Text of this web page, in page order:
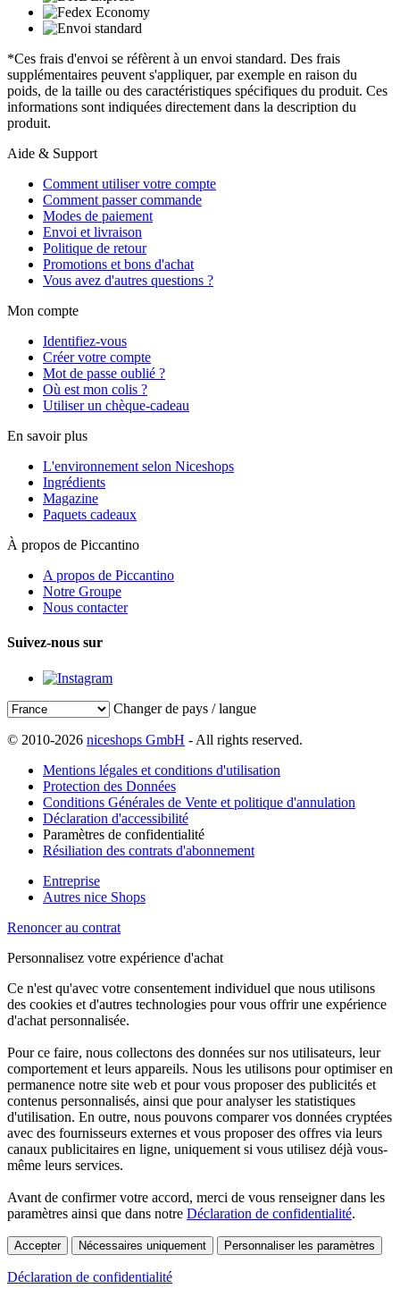
*Ces frais d'envoi se réfèrent à un envoi standard. Des frais
supplémentaires peuvent s'appliquer, par exemple en raison du
poids, de la taille ou des caractéristiques spécifiques du produit. Ces
informations sont indiquées directement dans la description du
produit.
Aide & Support
Comment utiliser votre compte
Comment passer commande
Modes de paiement
Envoi et livraison
Politique de retour
Promotions et bons d'achat
Vous avez d'autres questions ?
Mon compte
Identifiez-vous
Créer votre compte
Mot de passe oublié ?
Où est mon colis ?
Utiliser un chèque-cadeau
En savoir plus
L'environnement selon Niceshops
Ingrédients
Magazine
Paquets cadeaux
À propos de Piccantino
A propos de Piccantino
Notre Groupe
Nous contacter
Suivez-nous sur
Changer de pays / langue
© 2010-2026 niceshops GmbH - All rights reserved.
Mentions légales et conditions d'utilisation
Protection des Données
Conditions Générales de Vente et politique d'annulation
Déclaration d'accessibilité
Paramètres de confidentialité
Résiliation des contrats d'abonnement
Entreprise
Autres nice Shops
Renoncer au contrat
Personnalisez votre expérience d'achat
Ce n'est qu'avec votre consentement individuel que nous utilisons
des cookies et d'autres technologies pour vous offrir une expérience
d'achat personnalisée.
Pour ce faire, nous collectons des données sur nos utilisateurs, leur
comportement et leurs appareils. Nous les utilisons pour optimiser en
permanence notre site web et pour vous proposer des publicités et
contenus personnalisés, ainsi que pour analyser les statistiques
d'utilisation. En outre, nous pouvons comparer vos données cryptées
avec des fournisseurs externes et vous proposer des offres via leurs
canaux publicitaires en ligne, uniquement si vous utilisez déjà vous-
même leurs services.
Avant de confirmer votre accord, merci de vous renseigner dans les
paramètres ainsi que dans notre Déclaration de confidentialité.
Accepter Nécessaires uniquement Personnaliser les paramètres
Déclaration de confidentialité